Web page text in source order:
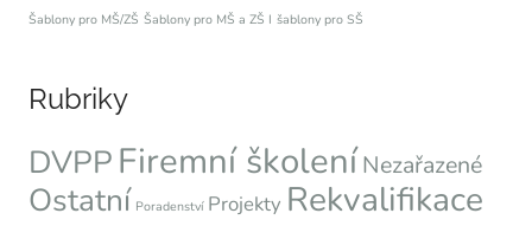
Šablony pro MŠ/ZŠ Šablony pro MŠ a ZŠ I šablony pro SŠ
Rubriky
DVPPFiremní školeníNezařazené
Ostatní Poradenství Projekty Rekvalifikace